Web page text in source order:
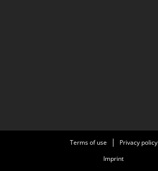
Terms of use
Privacy policy
Imprint